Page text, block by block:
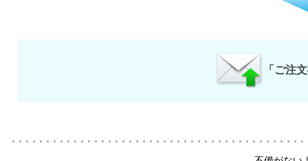
「ご注